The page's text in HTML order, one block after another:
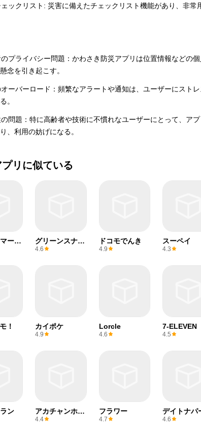
ックリスト: 災害に備えたチェックリスト機能があり、非
プライバシー問題：かわさき防災アプリは位置情報などの
念を引き起こす。
ーバーロード：頻繁なアラートや通知は、ユーザーにスト
。
問題：特に高齢者や技術に不慣れなユーザーにとって、ア
、利用の妨げになる。
プリに似ている
ート
グリーンスナッ
プ
4.6
ドコモでんき
4.9
スーペイ
4.3
！ カイポケ
4.9
Lorcle
4.6
7-ELEVEN
4.5
ン
アカチャンホン
ポ
4.4
フラワー
4.7
デイトナパ
4.6